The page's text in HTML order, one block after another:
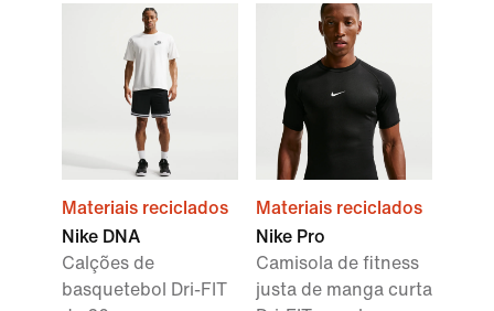
Materiais reciclados
Nike DNA
Calções de
basquetebol Dri-FIT
Materiais reciclados
Nike Pro
Camisola de fitness
justa de manga curta